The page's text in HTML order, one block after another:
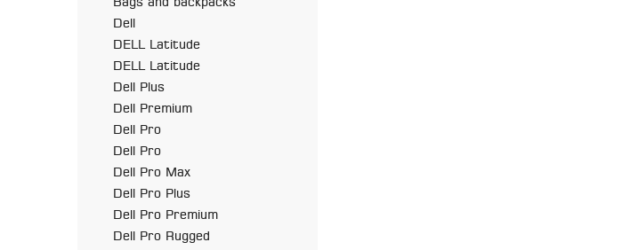
Bags and backpacks
Dell
DELL Latitude
DELL Latitude
Dell Plus
Dell Premium
Dell Pro
Dell Pro
Dell Pro Max
Dell Pro Plus
Dell Pro Premium
Dell Pro Rugged